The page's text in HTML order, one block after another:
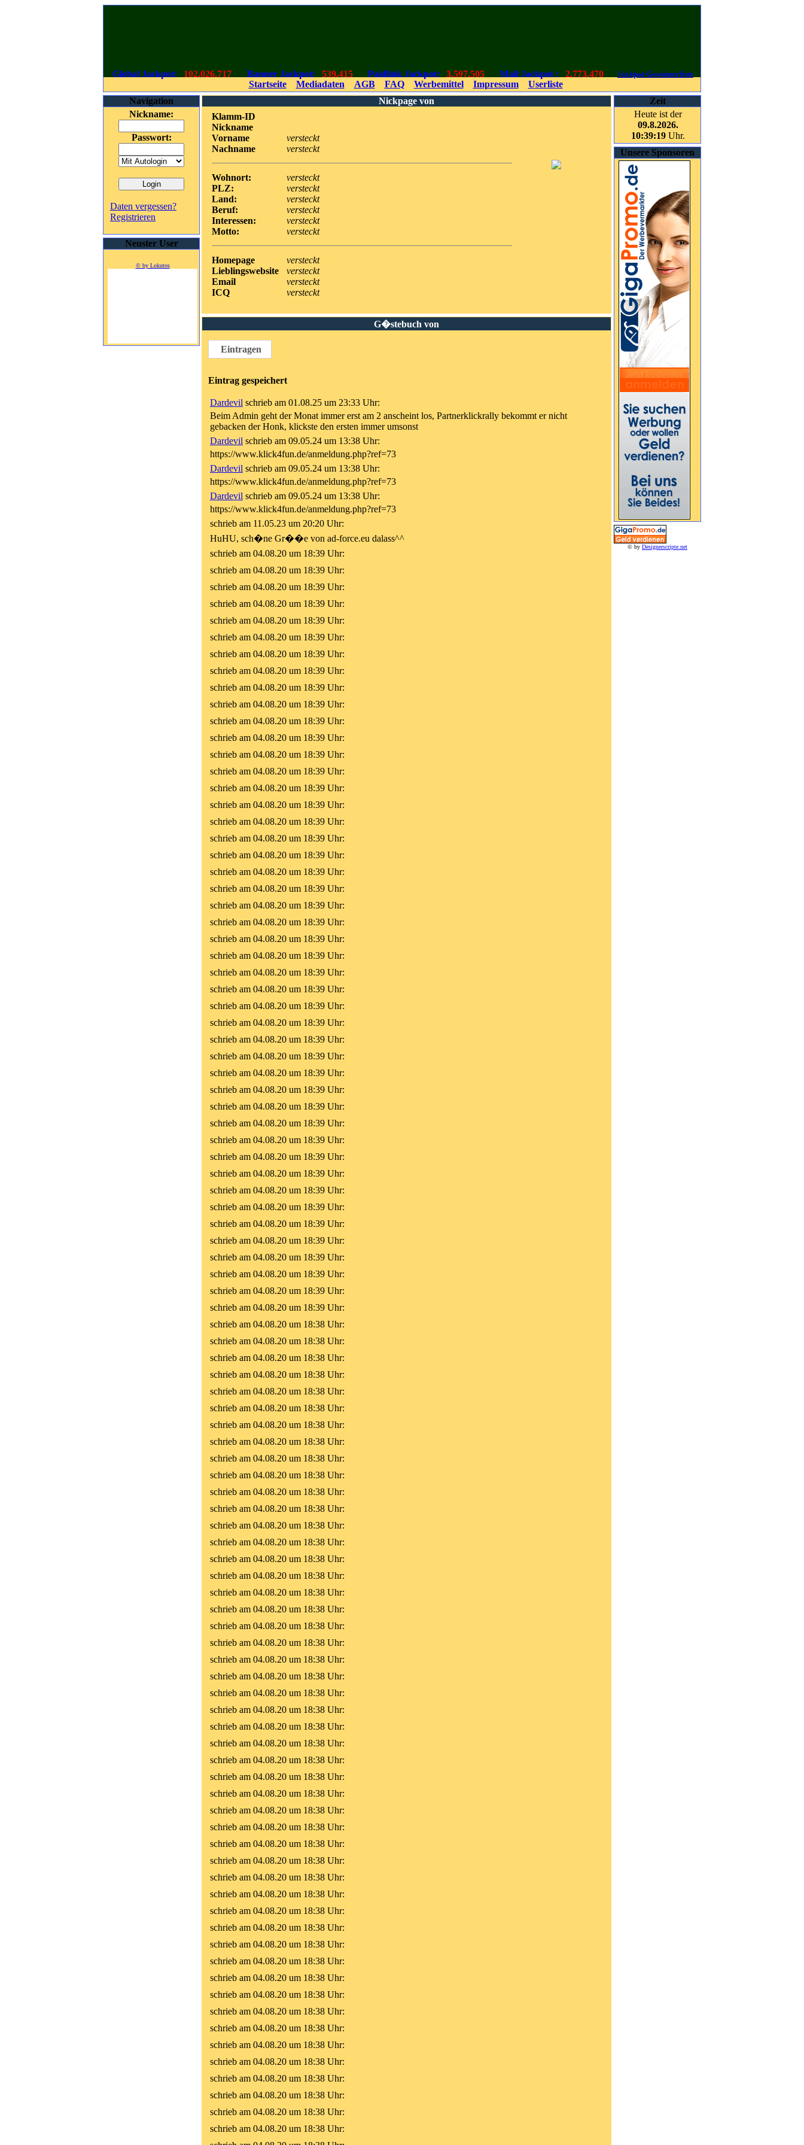
Global Jackpot: 102.026.717 Banner Jackpot: 539.415 Paidlink Jackpot: 3.597.505 Mail Jackpot : 2.773.470 Jackpot-Gewinnerliste
Startseite Mediadaten AGB FAQ Werbemittel Impressum
Userliste
Navigation
Nickname:
Passwort:
Daten vergessen?
Registrieren
Neuster User
© by Lokutos
Nickpage von
Klamm-ID
Nickname
Vorname
versteckt
Nachname
versteckt
Wohnort:
versteckt
PLZ:
versteckt
Land:
versteckt
Beruf:
versteckt
Interessen:
versteckt
Motto:
versteckt
Homepage
versteckt
Lieblingswebsite
versteckt
Email
versteckt
ICQ
versteckt
G�stebuch von
Eintragen
Eintrag gespeichert
Dardevil schrieb am 01.08.25 um 23:33 Uhr:
Beim Admin geht der Monat immer erst am 2 anscheint los, Partnerklickrally bekommt er nicht
gebacken der Honk, klickste den ersten immer umsonst
Dardevil schrieb am 09.05.24 um 13:38 Uhr:
https://www.klick4fun.de/anmeldung.php?ref=73
Dardevil schrieb am 09.05.24 um 13:38 Uhr:
https://www.klick4fun.de/anmeldung.php?ref=73
Dardevil schrieb am 09.05.24 um 13:38 Uhr:
https://www.klick4fun.de/anmeldung.php?ref=73
schrieb am 11.05.23 um 20:20 Uhr:
HuHU, sch�ne Gr��e von ad-force.eu dalass^^
schrieb am 04.08.20 um 18:39 Uhr:
schrieb am 04.08.20 um 18:39 Uhr:
schrieb am 04.08.20 um 18:39 Uhr:
schrieb am 04.08.20 um 18:39 Uhr:
schrieb am 04.08.20 um 18:39 Uhr:
schrieb am 04.08.20 um 18:39 Uhr:
schrieb am 04.08.20 um 18:39 Uhr:
schrieb am 04.08.20 um 18:39 Uhr:
schrieb am 04.08.20 um 18:39 Uhr:
schrieb am 04.08.20 um 18:39 Uhr:
schrieb am 04.08.20 um 18:39 Uhr:
schrieb am 04.08.20 um 18:39 Uhr:
schrieb am 04.08.20 um 18:39 Uhr:
schrieb am 04.08.20 um 18:39 Uhr:
schrieb am 04.08.20 um 18:39 Uhr:
schrieb am 04.08.20 um 18:39 Uhr:
schrieb am 04.08.20 um 18:39 Uhr:
schrieb am 04.08.20 um 18:39 Uhr:
schrieb am 04.08.20 um 18:39 Uhr:
schrieb am 04.08.20 um 18:39 Uhr:
schrieb am 04.08.20 um 18:39 Uhr:
schrieb am 04.08.20 um 18:39 Uhr:
schrieb am 04.08.20 um 18:39 Uhr:
schrieb am 04.08.20 um 18:39 Uhr:
schrieb am 04.08.20 um 18:39 Uhr:
schrieb am 04.08.20 um 18:39 Uhr:
schrieb am 04.08.20 um 18:39 Uhr:
schrieb am 04.08.20 um 18:39 Uhr:
schrieb am 04.08.20 um 18:39 Uhr:
schrieb am 04.08.20 um 18:39 Uhr:
schrieb am 04.08.20 um 18:39 Uhr:
schrieb am 04.08.20 um 18:39 Uhr:
schrieb am 04.08.20 um 18:39 Uhr:
schrieb am 04.08.20 um 18:39 Uhr:
schrieb am 04.08.20 um 18:39 Uhr:
schrieb am 04.08.20 um 18:39 Uhr:
schrieb am 04.08.20 um 18:39 Uhr:
schrieb am 04.08.20 um 18:39 Uhr:
schrieb am 04.08.20 um 18:39 Uhr:
schrieb am 04.08.20 um 18:39 Uhr:
schrieb am 04.08.20 um 18:39 Uhr:
schrieb am 04.08.20 um 18:39 Uhr:
schrieb am 04.08.20 um 18:39 Uhr:
schrieb am 04.08.20 um 18:39 Uhr:
schrieb am 04.08.20 um 18:39 Uhr:
schrieb am 04.08.20 um 18:39 Uhr:
schrieb am 04.08.20 um 18:38 Uhr:
schrieb am 04.08.20 um 18:38 Uhr:
schrieb am 04.08.20 um 18:38 Uhr:
schrieb am 04.08.20 um 18:38 Uhr:
schrieb am 04.08.20 um 18:38 Uhr:
schrieb am 04.08.20 um 18:38 Uhr:
schrieb am 04.08.20 um 18:38 Uhr:
schrieb am 04.08.20 um 18:38 Uhr:
schrieb am 04.08.20 um 18:38 Uhr:
schrieb am 04.08.20 um 18:38 Uhr:
schrieb am 04.08.20 um 18:38 Uhr:
schrieb am 04.08.20 um 18:38 Uhr:
schrieb am 04.08.20 um 18:38 Uhr:
schrieb am 04.08.20 um 18:38 Uhr:
schrieb am 04.08.20 um 18:38 Uhr:
schrieb am 04.08.20 um 18:38 Uhr:
schrieb am 04.08.20 um 18:38 Uhr:
schrieb am 04.08.20 um 18:38 Uhr:
schrieb am 04.08.20 um 18:38 Uhr:
schrieb am 04.08.20 um 18:38 Uhr:
schrieb am 04.08.20 um 18:38 Uhr:
schrieb am 04.08.20 um 18:38 Uhr:
schrieb am 04.08.20 um 18:38 Uhr:
schrieb am 04.08.20 um 18:38 Uhr:
schrieb am 04.08.20 um 18:38 Uhr:
schrieb am 04.08.20 um 18:38 Uhr:
schrieb am 04.08.20 um 18:38 Uhr:
schrieb am 04.08.20 um 18:38 Uhr:
schrieb am 04.08.20 um 18:38 Uhr:
schrieb am 04.08.20 um 18:38 Uhr:
schrieb am 04.08.20 um 18:38 Uhr:
schrieb am 04.08.20 um 18:38 Uhr:
schrieb am 04.08.20 um 18:38 Uhr:
schrieb am 04.08.20 um 18:38 Uhr:
schrieb am 04.08.20 um 18:38 Uhr:
schrieb am 04.08.20 um 18:38 Uhr:
schrieb am 04.08.20 um 18:38 Uhr:
schrieb am 04.08.20 um 18:38 Uhr:
schrieb am 04.08.20 um 18:38 Uhr:
schrieb am 04.08.20 um 18:38 Uhr:
schrieb am 04.08.20 um 18:38 Uhr:
schrieb am 04.08.20 um 18:38 Uhr:
schrieb am 04.08.20 um 18:38 Uhr:
schrieb am 04.08.20 um 18:38 Uhr:
schrieb am 04.08.20 um 18:38 Uhr:
schrieb am 04.08.20 um 18:38 Uhr:
schrieb am 04.08.20 um 18:38 Uhr:
schrieb am 04.08.20 um 18:38 Uhr:
schrieb am 04.08.20 um 18:38 Uhr:
Zeit
Heute ist der
09.8.2026.
10:39:19Uhr.
Unsere Sponsoren
© by Designerscripte.net